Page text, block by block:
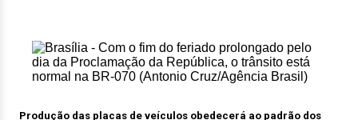
Produção das placas de veículos obedecerá ao padrão dos